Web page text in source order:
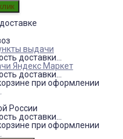
выдачи
доставки...
Яндекс Маркет
доставки...
при оформлении
России
доставки...
при оформлении